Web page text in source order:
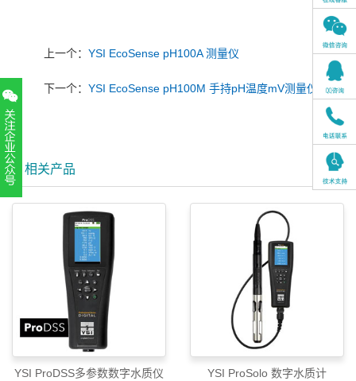
上一个： YSI EcoSense pH100A 测量仪
下一个： YSI EcoSense pH100M 手持pH温度mV测量仪
相关产品
YSI ProDSS多参数数字水质仪 YSI ProSolo 数字水质计
扫一扫，关注官方账号
010-52867771